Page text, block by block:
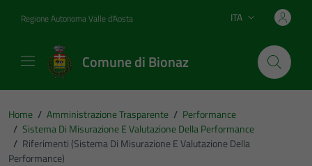
Regione Autonoma Valle d'Aosta Lingua attiva:
ITA
Comune di Bionaz
Home / Amministrazione Trasparente / Performance
/ Sistema Di Misurazione E Valutazione Della Performance
/ Riferimenti (Sistema Di Misurazione E Valutazione Della
Performance)